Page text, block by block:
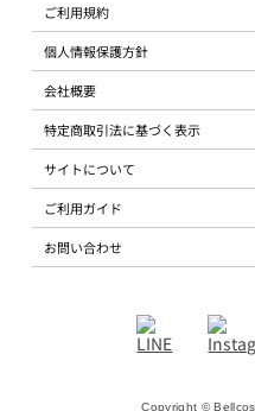
ご利用規約
個人情報保護方針
会社概要
特定商取引法に基づく表示
サイトについて
ご利用ガイド
お問い合わせ
Copyright ©